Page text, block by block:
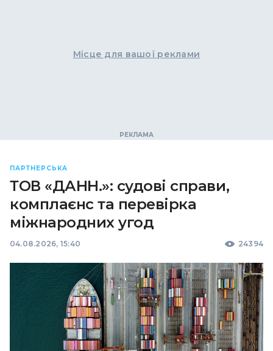
Місце для вашої реклами
ПАРТНЕРСЬКА
ТОВ «ДАНН.»: судові справи,
комплаєнс та перевірка
міжнародних угод
04.08.2026, 15:40 24394